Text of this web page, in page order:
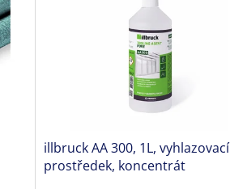
illbruck AA 300, 1L, vyhlazovací
prostředek, koncentrát